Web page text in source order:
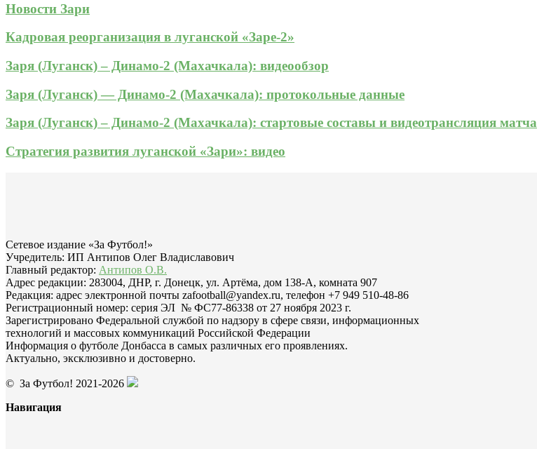
Новости Зари
Кадровая реорганизация в луганской «Заре-2»
Заря (Луганск) – Динамо-2 (Махачкала): видеообзор
Заря (Луганск) — Динамо-2 (Махачкала): протокольные данные
Заря (Луганск) – Динамо-2 (Махачкала): стартовые составы и видеотрансляция матча
Стратегия развития луганской «Зари»: видео
Сетевое издание «За Футбол!»
Учредитель: ИП Антипов Олег Владиславович
Главный редактор: Антипов О.В.
Адрес редакции: 283004, ДНР, г. Донецк, ул. Артёма, дом 138-А, комната 907
Редакция: адрес электронной почты zafootball@yandex.ru, телефон +7 949 510-48-86
Регистрационный номер: серия ЭЛ № ФС77-86338 от 27 ноября 2023 г.
Зарегистрировано Федеральной службой по надзору в сфере связи, информационных
технологий и массовых коммуникаций Российской Федерации
Информация о футболе Донбасса в самых различных его проявлениях.
Актуально, эксклюзивно и достоверно.
© За Футбол! 2021-2026
Навигация